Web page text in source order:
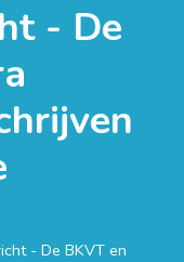
- De
- De BKVT en